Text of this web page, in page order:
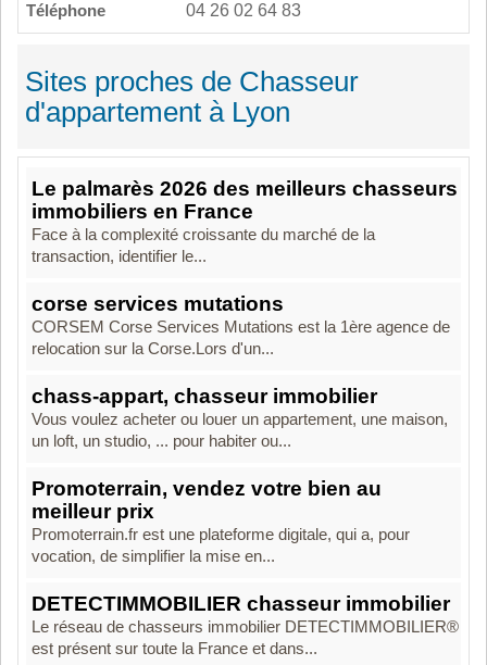
Téléphone
04 26 02 64 83
Sites proches de Chasseur
d'appartement à Lyon
Le palmarès 2026 des meilleurs chasseurs
immobiliers en France
Face à la complexité croissante du marché de la
transaction, identifier le...
corse services mutations
CORSEM Corse Services Mutations est la 1ère agence de
relocation sur la Corse.Lors d'un...
chass-appart, chasseur immobilier
Vous voulez acheter ou louer un appartement, une maison,
un loft, un studio, ... pour habiter ou...
Promoterrain, vendez votre bien au
meilleur prix
Promoterrain.fr est une plateforme digitale, qui a, pour
vocation, de simplifier la mise en...
DETECTIMMOBILIER chasseur immobilier
Le réseau de chasseurs immobilier DETECTIMMOBILIER®
est présent sur toute la France et dans...